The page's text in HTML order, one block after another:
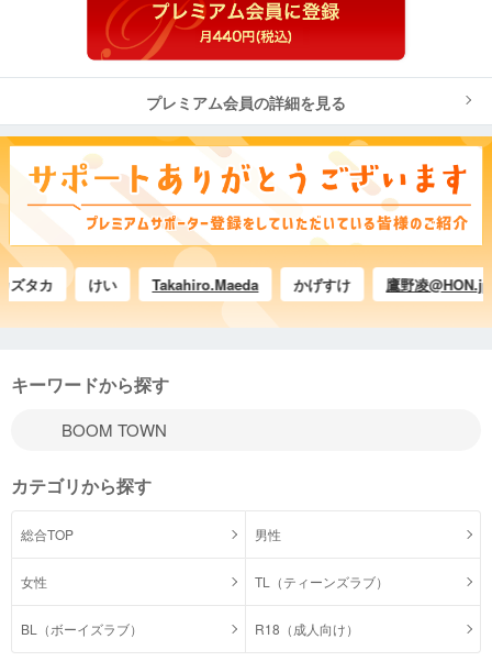
プレミアム会員の詳細を見る
カ けい Takahiro.Maeda かげすけ 鷹野凌@HON.jp
キーワードから探す
カテゴリから探す
総合TOP 男性
女性 TL（ティーンズラブ）
BL（ボーイズラブ） R18（成人向け）